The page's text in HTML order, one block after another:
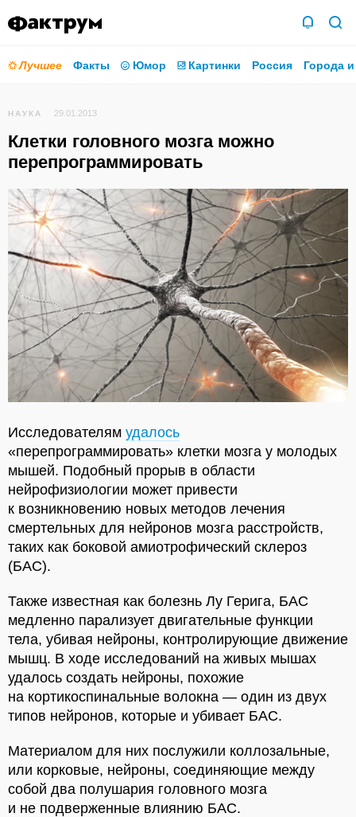
Лучшее Факты Юмор Картинки Россия Города
НАУКА 29.01.2013
Клетки головного мозга можно
перепрограммировать
Исследователям удалось
«перепрограммировать» клетки мозга у молодых
мышей. Подобный прорыв в области
нейрофизиологии может привести
к возникновению новых методов лечения
смертельных для нейронов мозга расстройств,
таких как боковой амиотрофический склероз
(БАС).
Также известная как болезнь Лу Герига, БАС
медленно парализует двигательные функции
тела, убивая нейроны, контролирующие движение
мышц. В ходе исследований на живых мышах
удалось создать нейроны, похожие
на кортикоспинальные волокна — один из двух
типов нейронов, которые и убивает БАС.
Материалом для них послужили коллозальные,
или корковые, нейроны, соединяющие между
собой два полушария головного мозга
и не подверженные влиянию БАС.